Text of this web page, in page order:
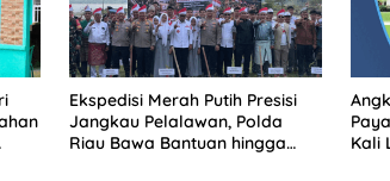
Ekspedisi Merah Putih Presisi
Jangkau Pelalawan, Polda
Riau Bawa Bantuan hingga
Kali